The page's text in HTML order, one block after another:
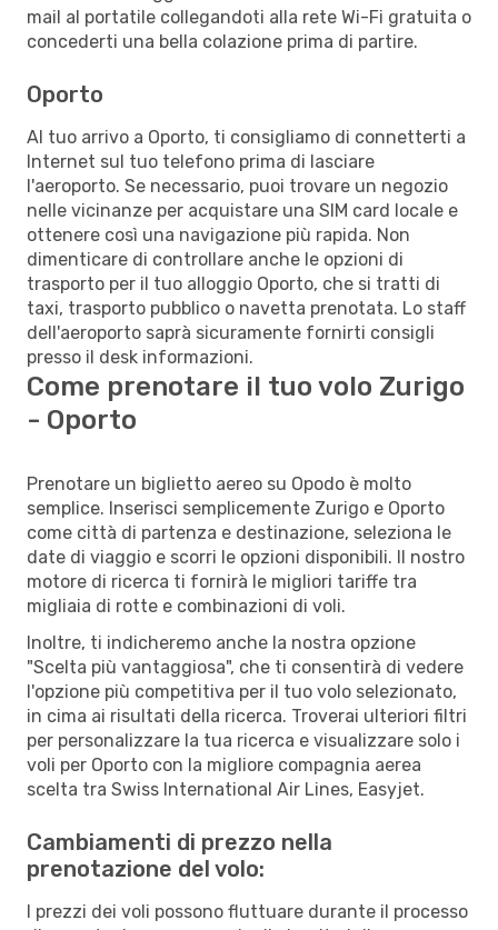
mail al portatile collegandoti alla rete Wi-Fi gratuita o
concederti una bella colazione prima di partire.
Oporto
Al tuo arrivo a Oporto, ti consigliamo di connetterti a
Internet sul tuo telefono prima di lasciare
l'aeroporto. Se necessario, puoi trovare un negozio
nelle vicinanze per acquistare una SIM card locale e
ottenere così una navigazione più rapida. Non
dimenticare di controllare anche le opzioni di
trasporto per il tuo alloggio Oporto, che si tratti di
taxi, trasporto pubblico o navetta prenotata. Lo staff
dell'aeroporto saprà sicuramente fornirti consigli
presso il desk informazioni.
Come prenotare il tuo volo Zurigo
- Oporto
Prenotare un biglietto aereo su Opodo è molto
semplice. Inserisci semplicemente Zurigo e Oporto
come città di partenza e destinazione, seleziona le
date di viaggio e scorri le opzioni disponibili. Il nostro
motore di ricerca ti fornirà le migliori tariffe tra
migliaia di rotte e combinazioni di voli.
Inoltre, ti indicheremo anche la nostra opzione
"Scelta più vantaggiosa", che ti consentirà di vedere
l'opzione più competitiva per il tuo volo selezionato,
in cima ai risultati della ricerca. Troverai ulteriori filtri
per personalizzare la tua ricerca e visualizzare solo i
voli per Oporto con la migliore compagnia aerea
scelta tra Swiss International Air Lines, Easyjet.
Cambiamenti di prezzo nella
prenotazione del volo:
I prezzi dei voli possono fluttuare durante il processo